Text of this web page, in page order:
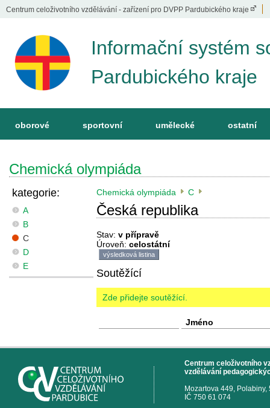
Centrum celoživotního vzdělávání - zařízení pro DVPP Pardubického kraje
Informační systém
Pardubického kraje
oborové sportovní umělecké ostatní
Chemická olympiáda
kategorie:
A
B
C
D
E
Chemická olympiáda C
Česká republika
Stav: v přípravě
Úroveň: celostátní
výsledková listina
Soutěžící
Zde přidejte soutěžící.
Jméno
Centrum celoživotního
vzdělávání
Mozartova 449,
IČ 750 61 074